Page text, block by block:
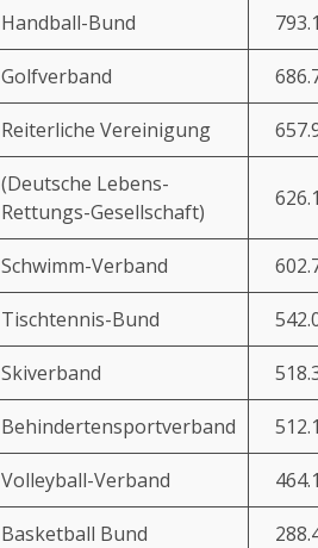
Handball-Bund
Golfverband
Reiterliche Vereinigung
(Deutsche Lebens-
Rettungs-Gesellschaft)
Schwimm-Verband
Tischtennis-Bund
Skiverband
Behindertensportverband
Volleyball-Verband
Basketball Bund